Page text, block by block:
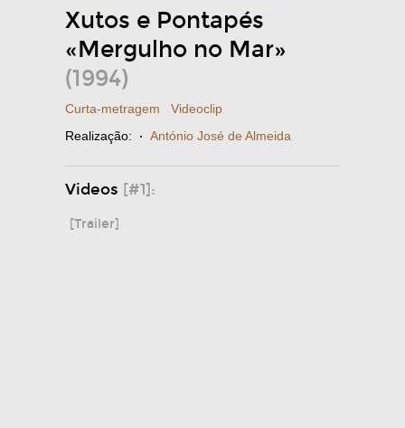
Xutos e Pontapés
«Mergulho no Mar»
(1994)
Curta-metragem
Videoclip
Realização: · António José de Almeida
Videos [#1]:
[Trailer]